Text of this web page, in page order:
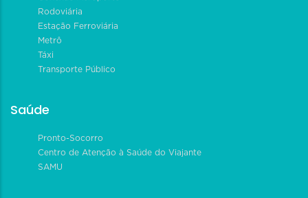
Rodoviária
Estação Ferroviária
Metrô
Táxi
Transporte Público
Saúde
Pronto-Socorro
Centro de Atenção à Saúde do Viajante
SAMU